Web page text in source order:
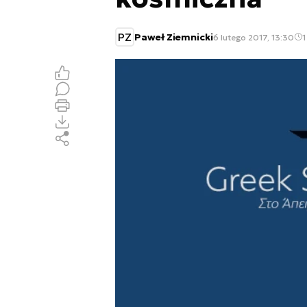
PZ Paweł Ziemnicki6 lutego 2017, 13:30